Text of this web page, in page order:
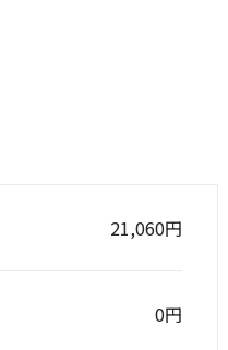
21,060円
0円